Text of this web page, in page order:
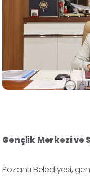
Gençlik Merkezi ve
Pozantı Belediyesi,